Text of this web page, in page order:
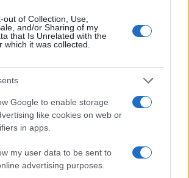
out of Collection, Use,
and/or Sharing of my
that Is Unrelated with the
which it was collected.
Google to enable storage
like cookies on web or
in apps.
my user data to be sent to
advertising purposes.
leggere